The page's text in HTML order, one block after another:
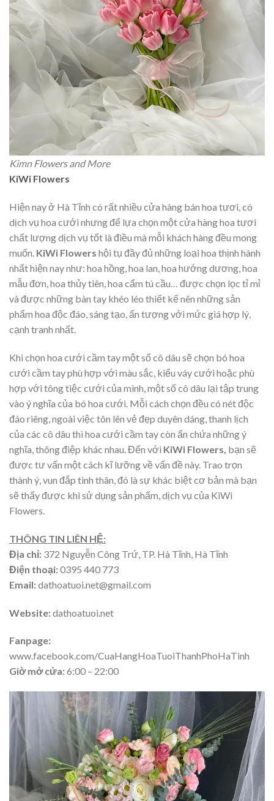
Kimn Flowers and More
KiWi Flowers
Hiện nay ở Hà Tĩnh có rất nhiều cửa hàng bán hoa tươi, có
dịch vụ hoa cưới nhưng để lựa chọn một cửa hàng hoa tươi
chất lượng dịch vụ tốt là điều mà mỗi khách hàng đều mong
muốn. KiWi Flowers hội tụ đầy đủ những loại hoa thịnh hành
nhất hiện nay như: hoa hồng, hoa lan, hoa hướng dương, hoa
mẫu đơn, hoa thủy tiên, hoa cẩm tú cầu… được chọn lọc tỉ mỉ
và được những bàn tay khéo léo thiết kế nên những sản
phẩm hoa độc đáo, sáng tạo, ấn tượng với mức giá hợp lý,
cạnh tranh nhất.
Khi chọn hoa cưới cầm tay một số cô dâu sẽ chọn bó hoa
cưới cầm tay phù hợp với màu sắc, kiểu váy cưới hoặc phù
hợp với tông tiệc cưới của mình, một số cô dâu lại tập trung
vào ý nghĩa của bó hoa cưới. Mỗi cách chọn đều có nét độc
đáo riêng, ngoài việc tôn lên vẻ đẹp duyên dáng, thanh lịch
của các cô dâu thì hoa cưới cầm tay còn ẩn chứa những ý
nghĩa, thông điệp khác nhau. Đến với KiWi Flowers, bạn sẽ
được tư vấn một cách kĩ lưỡng về vấn đề này. Trao trọn
thành ý, vun đắp tình thân, đó là sự khác biệt cơ bản mà bạn
sẽ thấy được khi sử dụng sản phẩm, dịch vụ của KiWi
Flowers.
THÔNG TIN LIÊN HỆ:
Địa chỉ: 372 Nguyễn Công Trứ, TP. Hà Tĩnh, Hà Tĩnh
Điện thoại:0395 440 773
Email:dathoatuoi.net@gmail.com
Website:dathoatuoi.net
Fanpage:
www.facebook.com/CuaHangHoaTuoiThanhPhoHaTinh
Giờ mở cửa:6:00 – 22:00